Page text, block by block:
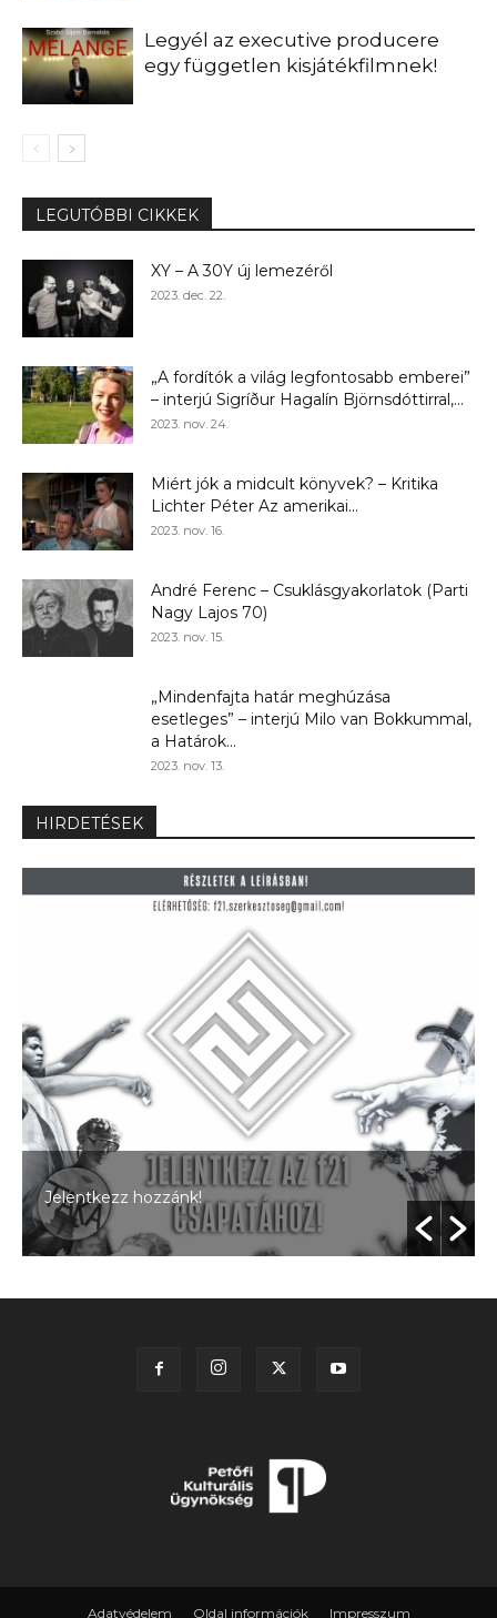
Legyél az executive producere
egy független kisjátékfilmnek!
LEGUTÓBBI CIKKEK
XY – A 30Y új lemezéről
2023. dec. 22.
„A fordítók a világ legfontosabb emberei”
– interjú Sigríður Hagalín Björnsdóttirral,...
2023. nov. 24.
Miért jók a midcult könyvek? – Kritika
Lichter Péter Az amerikai...
2023. nov. 16.
André Ferenc – Csuklásgyakorlatok (Parti
Nagy Lajos 70)
2023. nov. 15.
„Mindenfajta határ meghúzása
esetleges” – interjú Milo van Bokkummal,
a Határok...
2023. nov. 13.
HIRDETÉSEK
Jelentkezz hozzánk!
Adatvédelem Oldal információk Impresszum